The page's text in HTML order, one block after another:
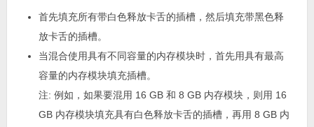
首先填充所有带白色释放卡舌的插槽，然后填充带黑色释
放卡舌的插槽。
当混合使用具有不同容量的内存模块时，首先用具有最高
容量的内存模块填充插槽。
注: 例如，如果要混用 16 GB 和 8 GB 内存模块，则用 16
GB 内存模块填充具有白色释放卡舌的插槽，再用 8 GB 内